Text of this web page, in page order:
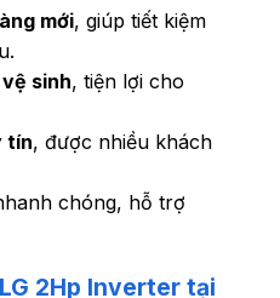
mới, giúp tiết kiệm
sinh, tiện lợi cho
tín, được nhiều khách
chóng, hỗ trợ
2Hp Inverter tại